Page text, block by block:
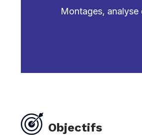
Montages, analyse
Objectifs